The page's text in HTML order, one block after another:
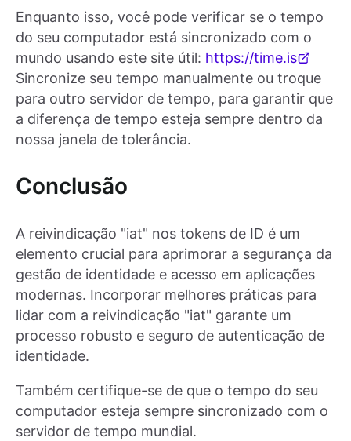
Enquanto isso, você pode verificar se o tempo
do seu computador está sincronizado com o
mundo usando este site útil: https://time.is
Sincronize seu tempo manualmente ou troque
para outro servidor de tempo, para garantir que
a diferença de tempo esteja sempre dentro da
nossa janela de tolerância.
Conclusão
A reivindicação "iat" nos tokens de ID é um
elemento crucial para aprimorar a segurança da
gestão de identidade e acesso em aplicações
modernas. Incorporar melhores práticas para
lidar com a reivindicação "iat" garante um
processo robusto e seguro de autenticação de
identidade.
Também certifique-se de que o tempo do seu
computador esteja sempre sincronizado com o
servidor de tempo mundial.